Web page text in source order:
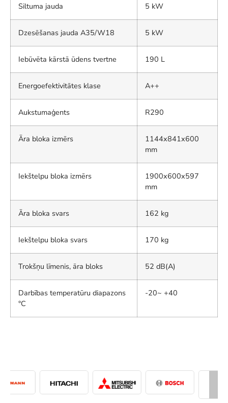
Siltuma jauda 5 kW
Dzesēšanas jauda A35/W18 5 kW
Iebūvēta kārstā ūdens tvertne 190 L
Energoefektivitātes klase A++
Aukstumaģents R290
Āra bloka izmērs
1144x841x600
mm
Iekštelpu bloka izmērs
1900x600x597
mm
Āra bloka svars 162 kg
Iekštelpu bloka svars 170 kg
Trokšņu līmenis, āra bloks 52 dB(A)
Darbības temperatūru diapazons
°C
-20~ +40